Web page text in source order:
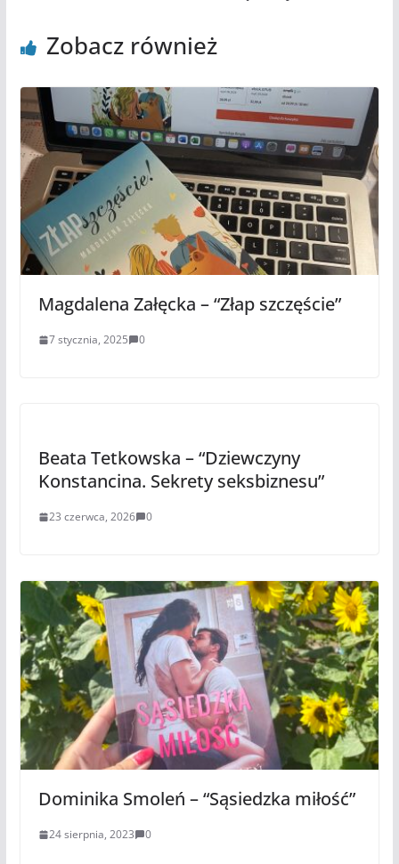
Zobacz również
Magdalena Załęcka – “Złap szczęście”
7 stycznia, 2025 0
Beata Tetkowska – “Dziewczyny
Konstancina. Sekrety seksbiznesu”
23 czerwca, 2026 0
Dominika Smoleń – “Sąsiedzka miłość”
24 sierpnia, 2023 0